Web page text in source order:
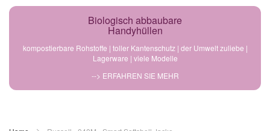
Direkt
Biologisch abbaubare
Handyhüllen
kompostierbare Rohstoffe | toller Kantenschutz | der Umwelt zuliebe |
Lagerware | viele Modelle
--> ERFAHREN SIE MEHR